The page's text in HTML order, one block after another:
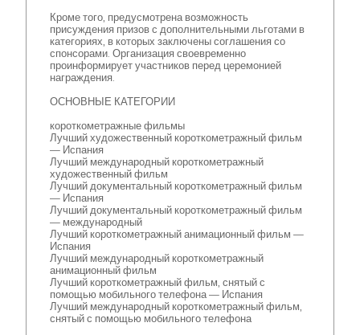
Кроме того, предусмотрена возможность
присуждения призов с дополнительными льготами в
категориях, в которых заключены соглашения со
спонсорами. Организация своевременно
проинформирует участников перед церемонией
награждения.
ОСНОВНЫЕ КАТЕГОРИИ
короткометражные фильмы
Лучший художественный короткометражный фильм
— Испания
Лучший международный короткометражный
художественный фильм
Лучший документальный короткометражный фильм
— Испания
Лучший документальный короткометражный фильм
— международный
Лучший короткометражный анимационный фильм —
Испания
Лучший международный короткометражный
анимационный фильм
Лучший короткометражный фильм, снятый с
помощью мобильного телефона — Испания
Лучший международный короткометражный фильм,
снятый с помощью мобильного телефона